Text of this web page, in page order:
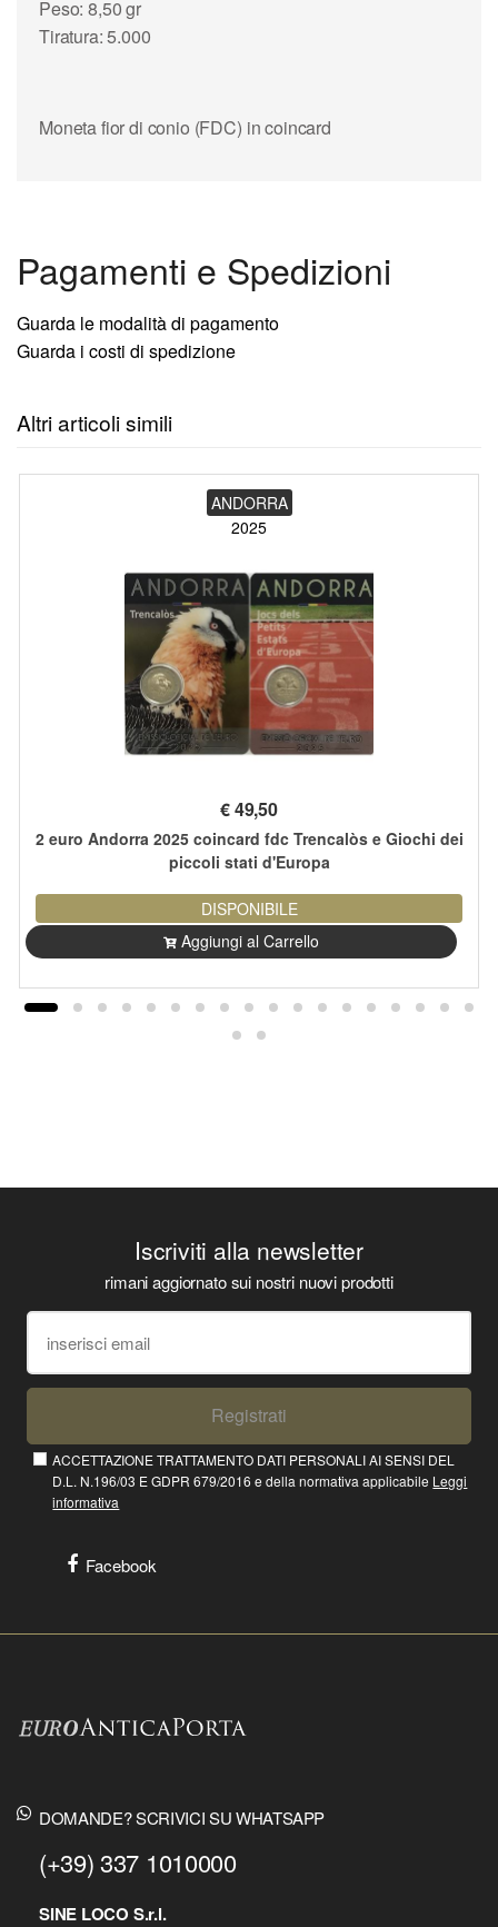
Peso: 8,50 gr
Tiratura: 5.000
Moneta fior di conio (FDC) in coincard
Pagamenti e Spedizioni
Guarda le modalità di pagamento
Guarda i costi di spedizione
Altri articoli simili
ANDORRA
2025
€49,50
2 euro Andorra 2025 coincard fdc Trencalòs e Giochi dei
piccoli stati d'Europa
DISPONIBILE
Aggiungi al Carrello
Iscriviti alla newsletter
rimani aggiornato sui nostri nuovi prodotti
Registrati
ACCETTAZIONE TRATTAMENTO DATI PERSONALI AI SENSI DEL
D.L. N.196/03 E GDPR 679/2016 e della normativa applicabile Leggi
informativa
Facebook
DOMANDE? SCRIVICI SU WHATSAPP
(+39) 337 1010000
SINE LOCO S.r.l.